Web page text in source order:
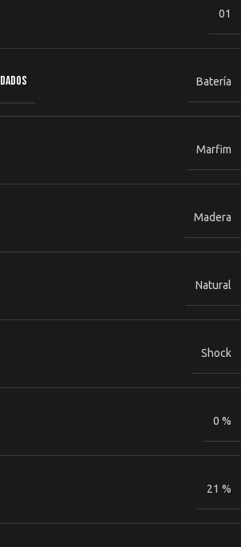
01
Batería
Marfim
Madera
Natural
Shock
0 %
21 %